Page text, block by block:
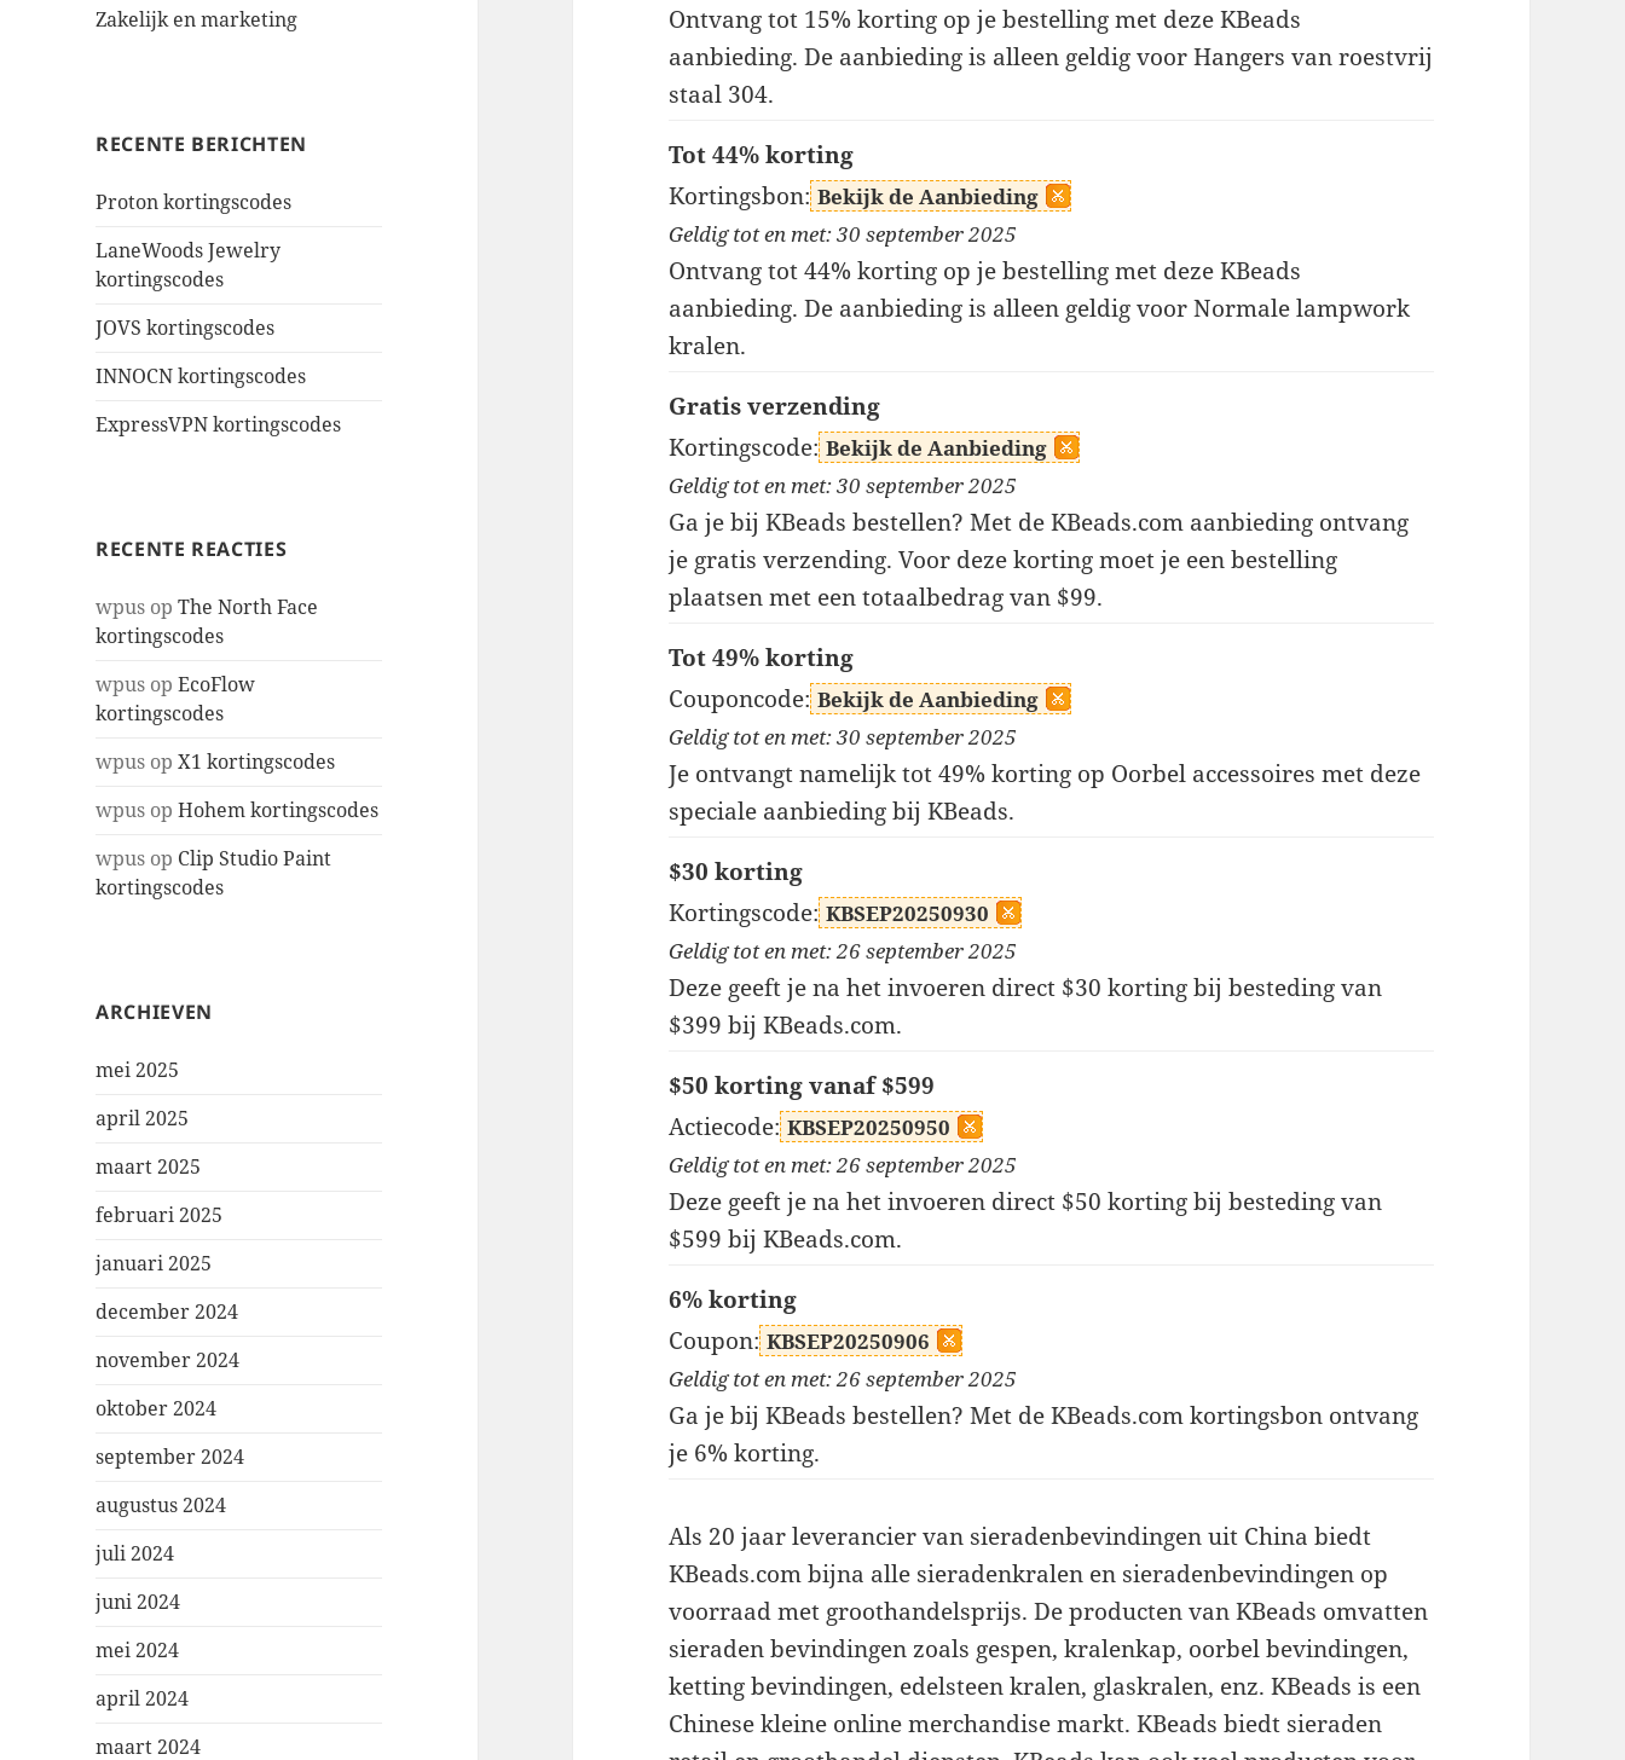
Zakelijk en marketing
RECENTE BERICHTEN
Proton kortingscodes
LaneWoods Jewelry
kortingscodes
JOVS kortingscodes
INNOCN kortingscodes
ExpressVPN kortingscodes
RECENTE REACTIES
wpus opThe North Face
kortingscodes
wpus opEcoFlow
kortingscodes
wpus opX1 kortingscodes
wpus opHohem kortingscodes
wpus op Clip Studio Paint
kortingscodes
ARCHIEVEN
mei 2025
april 2025
maart 2025
februari 2025
januari 2025
december 2024
november 2024
oktober 2024
september 2024
augustus 2024
juli 2024
juni 2024
mei 2024
april 2024
maart 2024
Ontvang tot 15% korting op je bestelling met deze KBeads
aanbieding. De aanbieding is alleen geldig voor Hangers van roestvrij
staal 304.
Tot 44% korting
Kortingsbon: Bekijk de Aanbieding
Geldig tot en met: 30 september 2025
Ontvang tot 44% korting op je bestelling met deze KBeads
aanbieding. De aanbieding is alleen geldig voor Normale lampwork
kralen.
Gratis verzending
Kortingscode: Bekijk de Aanbieding
Geldig tot en met: 30 september 2025
Ga je bij KBeads bestellen? Met de KBeads.com aanbieding ontvang
je gratis verzending. Voor deze korting moet je een bestelling
plaatsen met een totaalbedrag van $99.
Tot 49% korting
Couponcode: Bekijk de Aanbieding
Geldig tot en met: 30 september 2025
Je ontvangt namelijk tot 49% korting op Oorbel accessoires met deze
speciale aanbieding bij KBeads.
$30 korting
Kortingscode: KBSEP20250930
Geldig tot en met: 26 september 2025
Deze geeft je na het invoeren direct $30 korting bij besteding van
$399 bij KBeads.com.
$50 korting vanaf $599
Actiecode: KBSEP20250950
Geldig tot en met: 26 september 2025
Deze geeft je na het invoeren direct $50 korting bij besteding van
$599 bij KBeads.com.
6% korting
Coupon: KBSEP20250906
Geldig tot en met: 26 september 2025
Ga je bij KBeads bestellen? Met de KBeads.com kortingsbon ontvang
je 6% korting.
Als 20 jaar leverancier van sieradenbevindingen uit China biedt
KBeads.com bijna alle sieradenkralen en sieradenbevindingen op
voorraad met groothandelsprijs. De producten van KBeads omvatten
sieraden bevindingen zoals gespen, kralenkap, oorbel bevindingen,
ketting bevindingen, edelsteen kralen, glaskralen, enz. KBeads is een
Chinese kleine online merchandise markt. KBeads biedt sieraden